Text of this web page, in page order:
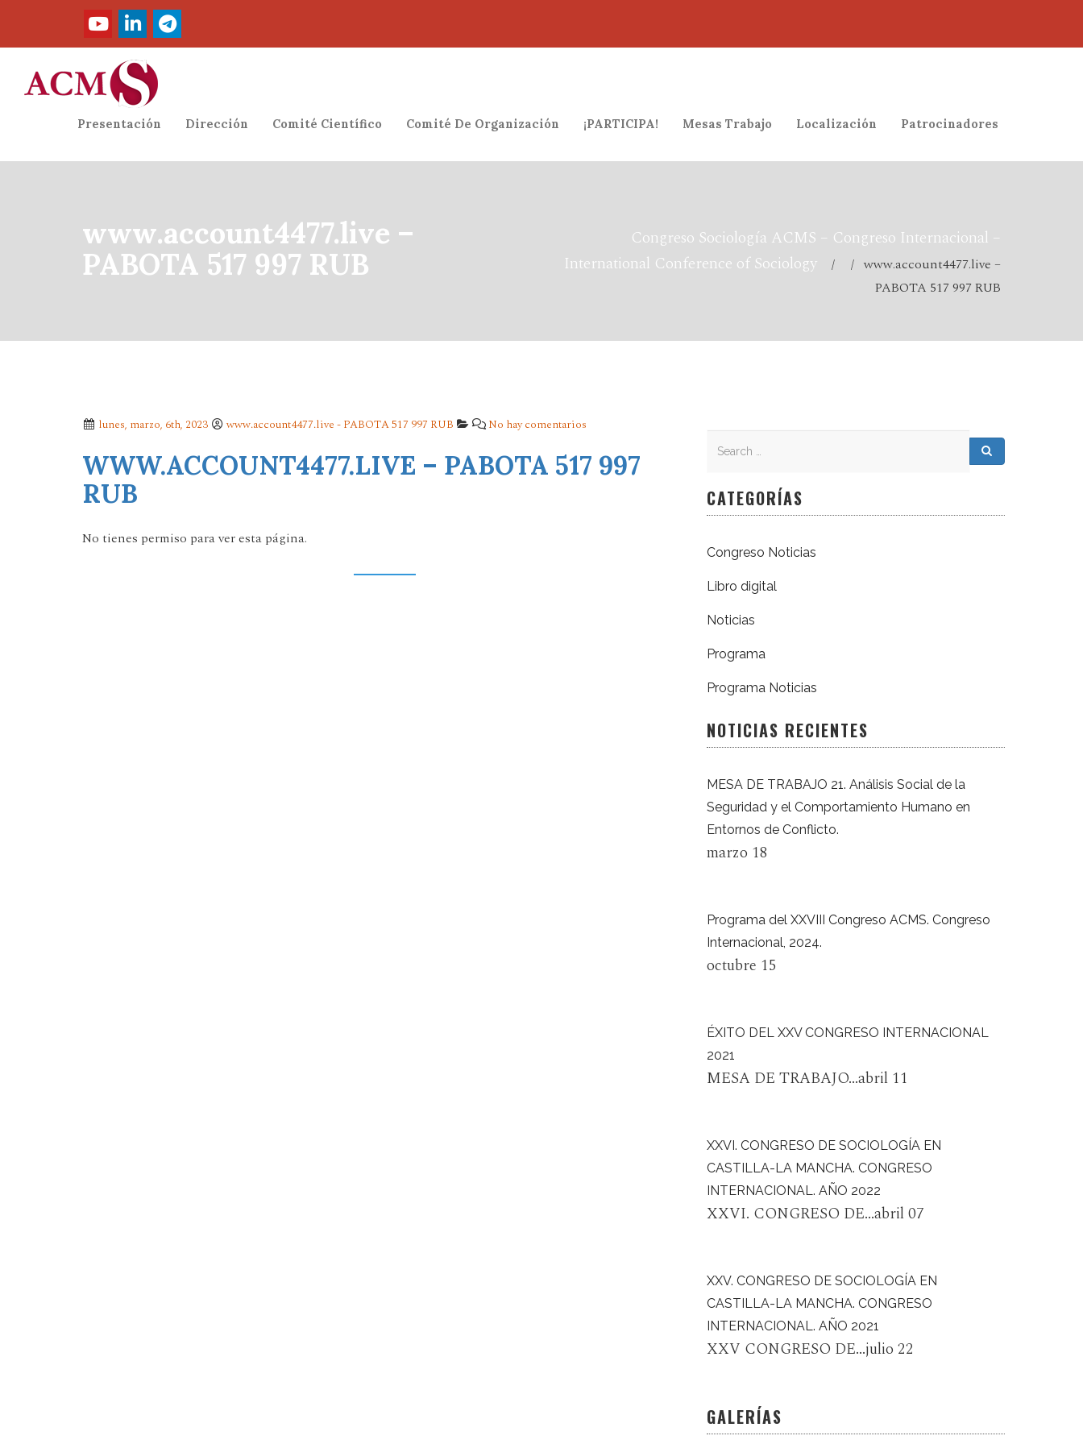
Presentación Dirección Comité Científico Comité De Organización ¡PARTICIPA! Mesas Trabajo Localización Patrocinadores
www.account4477.live –
PABOTA 517 997 RUB
Congreso Sociología ACMS – Congreso Internacional –
International Conference of Sociology
/ / www.account4477.live –
PABOTA 517 997 RUB
lunes, marzo, 6th, 2023 www.account4477.live - PABOTA 517 997 RUB No hay comentarios
WWW.ACCOUNT4477.LIVE – PABOTA 517 997
RUB
No tienes permiso para ver esta página.
CATEGORÍAS
Congreso Noticias
Libro digital
Noticias
Programa
Programa Noticias
NOTICIAS RECIENTES
MESA DE TRABAJO 21. Análisis Social de la
Seguridad y el Comportamiento Humano en
Entornos de Conflicto.
marzo 18
Programa del XXVIII Congreso ACMS. Congreso
Internacional, 2024.
octubre 15
ÉXITO DEL XXV CONGRESO INTERNACIONAL
2021
MESA DE TRABAJO...abril 11
XXVI. CONGRESO DE SOCIOLOGÍA EN
CASTILLA-LA MANCHA. CONGRESO
INTERNACIONAL. AÑO 2022
XXVI. CONGRESO DE...abril 07
XXV. CONGRESO DE SOCIOLOGÍA EN
CASTILLA-LA MANCHA. CONGRESO
INTERNACIONAL. AÑO 2021
XXV CONGRESO DE...julio 22
GALERÍAS